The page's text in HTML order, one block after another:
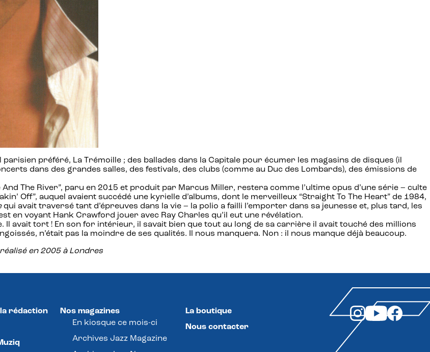
préféré, La Trémoille ; des ballades dans la Capitale pour écumer les magasins de disques (il
dans des grandes salles, des festivals, des clubs (comme au Duc des Lombards), des émissions de
The River”, paru en 2015 et produit par Marcus Miller, restera comme l’ultime opus d’une série – culte
Off”, auquel avaient succédé une kyrielle d’albums, dont le merveilleux “Straight To The Heart” de 1984,
qui avait traversé tant d’épreuves dans la vie – la polio a failli l’emporter dans sa jeunesse et, plus tard, les
en voyant Hank Crawford jouer avec Ray Charles qu’il eut une révélation.
Il avait tort ! En son for intérieur, il savait bien que tout au long de sa carrière il avait touché des millions
n’était pas la moindre de ses qualités. Il nous manquera. Non : il nous manque déjà beaucoup.
en 2005 à Londres
rédaction
Nos magazines
En kiosque ce mois-ci
Archives Jazz Magazine
La boutique
Nous contacter